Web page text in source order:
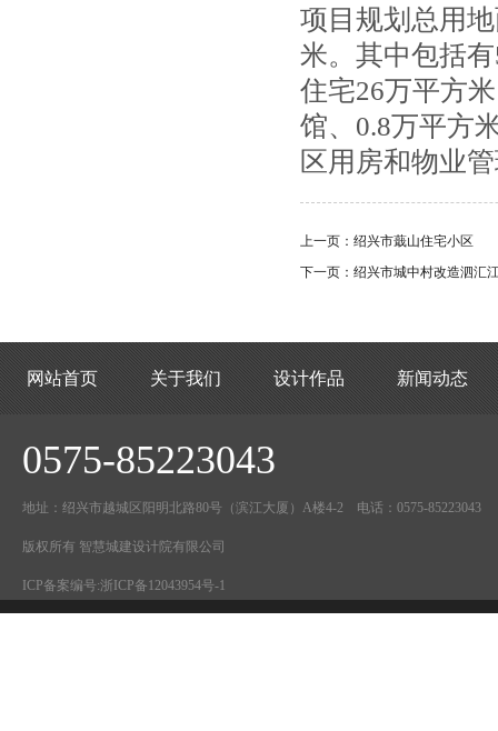
项目规划总用
米。其中包括
住宅26万平方
馆、0.8万平方
区用房和物业
上一页： 绍兴市蕺山住宅小区
下一页： 绍兴市城中村改造泗汇
网站首页 关于我们 设计作品 新闻动态
0575-85223043
地址：绍兴市越城区阳明北路80号（滨江大厦）A楼4-2 电话：0575-85223043
版权所有 智慧城建设计院有限公司
ICP备案编号:浙ICP备12043954号-1